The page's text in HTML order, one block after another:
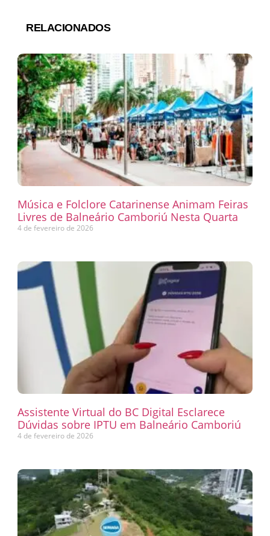
RELACIONADOS
Música e Folclore Catarinense Animam Feiras
Livres de Balneário Camboriú Nesta Quarta
4 de fevereiro de 2026
Assistente Virtual do BC Digital Esclarece
Dúvidas sobre IPTU em Balneário Camboriú
4 de fevereiro de 2026